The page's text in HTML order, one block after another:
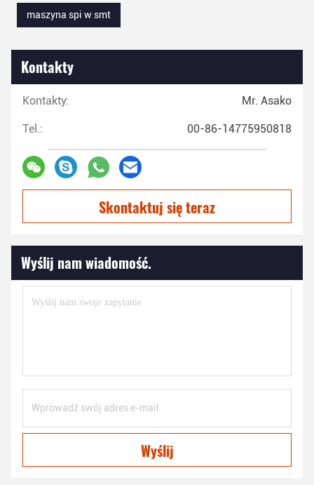
maszyna spi w smt
Kontakty
Kontakty: Mr. Asako
Tel.: 00-86-14775950818
Skontaktuj się teraz
Wyślij nam wiadomość.
Wyślij